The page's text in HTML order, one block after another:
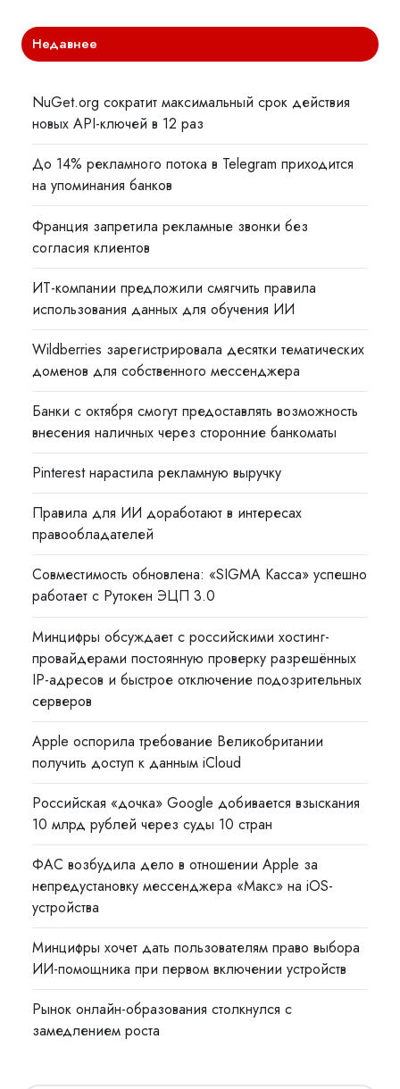
Недавнее
NuGet.org сократит максимальный срок действия
новых API-ключей в 12 раз
До 14% рекламного потока в Telegram приходится
на упоминания банков
Франция запретила рекламные звонки без
согласия клиентов
ИТ-компании предложили смягчить правила
использования данных для обучения ИИ
Wildberries зарегистрировала десятки тематических
доменов для собственного мессенджера
Банки с октября смогут предоставлять возможность
внесения наличных через сторонние банкоматы
Pinterest нарастила рекламную выручку
Правила для ИИ доработают в интересах
правообладателей
Совместимость обновлена: «SIGMA Касса» успешно
работает с Рутокен ЭЦП 3.0
Минцифры обсуждает с российскими хостинг-
провайдерами постоянную проверку разрешённых
IP-адресов и быстрое отключение подозрительных
серверов
Apple оспорила требование Великобритании
получить доступ к данным iCloud
Российская «дочка» Google добивается взыскания
10 млрд рублей через суды 10 стран
ФАС возбудила дело в отношении Apple за
непредустановку мессенджера «Макс» на iOS-
устройства
Минцифры хочет дать пользователям право выбора
ИИ-помощника при первом включении устройств
Рынок онлайн-образования столкнулся с
замедлением роста